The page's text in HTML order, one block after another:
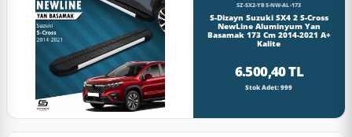
SZ-SX2-YBS-NW-AL-173
S-Dizayn Suzuki SX4 2 S-Cross
NewLine Aluminyum Yan
Basamak 173 Cm 2014-2021 A+
Kalite
6.500,40 TL
Stok Adet: 999